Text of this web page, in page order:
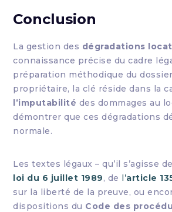
Conclusion
La gestion des dégradations
connaissance précise du cadre
préparation méthodique du
propriétaire, la clé réside dans la
l’imputabilité des dommages au
démontrer que ces dégradations
normale.
Les textes légaux – qu’il s’agisse de
loi du 6 juillet 1989, de l’article
sur la liberté de la preuve, ou
dispositions du Code des